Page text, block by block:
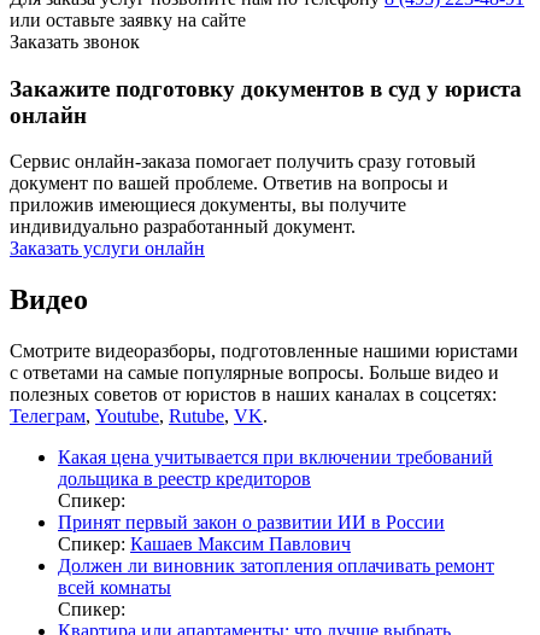
или оставьте заявку на сайте
Заказать звонок
Закажите подготовку документов в суд у юриста
онлайн
Сервис онлайн-заказа помогает получить сразу готовый
документ по вашей проблеме. Ответив на вопросы и
приложив имеющиеся документы, вы получите
индивидуально разработанный документ.
Заказать услуги онлайн
Видео
Смотрите видеоразборы, подготовленные нашими юристами
с ответами на самые популярные вопросы. Больше видео и
полезных советов от юристов в наших каналах в соцсетях:
Телеграм, Youtube, Rutube, VK.
Какая цена учитывается при включении требований
дольщика в реестр кредиторов
Спикер:
Принят первый закон о развитии ИИ в России
Спикер: Кашаев Максим Павлович
Должен ли виновник затопления оплачивать ремонт
всей комнаты
Спикер: